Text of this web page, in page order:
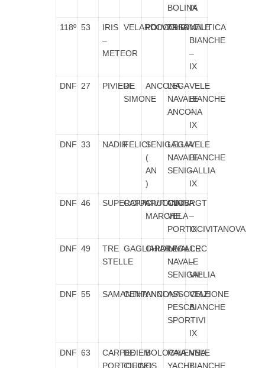
BOLINA
IX
118º 53
IRIS
–
METEOR
VELARDOCCHIA
POLVERIGIASSONAUTICA
VELE
BIANCHE
–
IX
DNF 27 PIVIERE
DE
SIMONE
ANCONA
LEGA
NAVALE
ANCONA
VELE
BIANCHE
–
IX
DNF 33 NADIRFELICISENIGALLIA
(
AN
)
LEGA
NAVALE
SENIGALLIA
VELE
BIANCHE
–
IX
DNF 46 SUPERCIUK
CAPPARUCCINI
CIVITANOVA
MARCHE
CLUB
VELA
PORTOCIVITANOVA
RGT
–
IX
DNF 49
TRE
STELLE
GAGLIARDINI
CHIARAVALLE
LEGA
NAVALE
SENIGALLIA
CRC
–
VIIª
DNF 55 SAMANTHA
CENTANNI
ANCONAASSOCIAZIONE
PESCA
SPORTIVI
VELE
BIANCHE
–
IX
DNF 63
CARPEDIEM
PORTOFINO
DE
CIUCEIS
BOLOGNARAVENNA
YACHT
VELE
BIANCHE